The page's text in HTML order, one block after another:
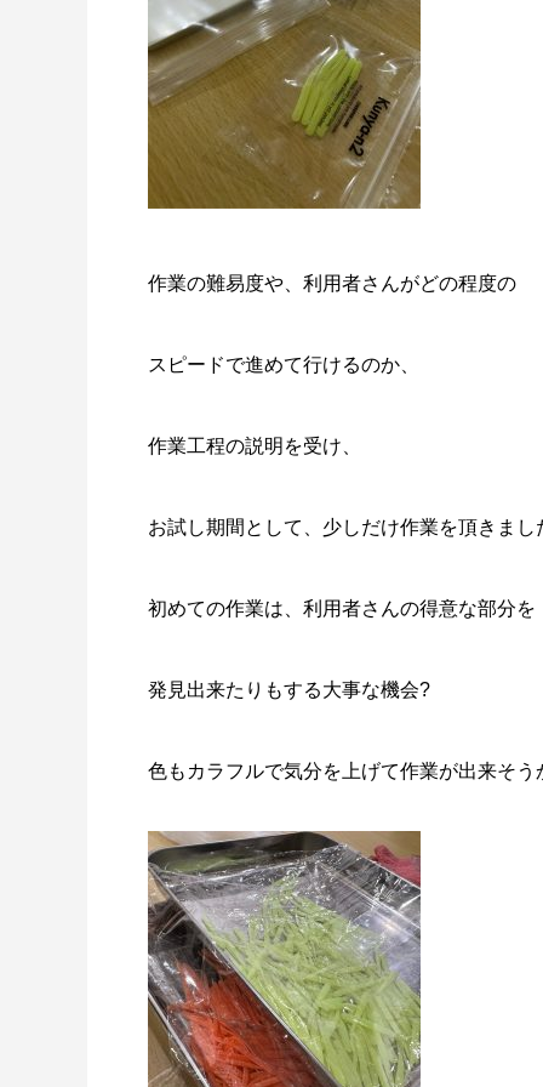
作業の難易度や、利用者さんがどの程度の
スピードで進めて行けるのか、
作業工程の説明を受け、
お試し期間として、少しだけ作業を頂きまし
初めての作業は、利用者さんの得意な部分を
発見出来たりもする大事な機会?
色もカラフルで気分を上げて作業が出来そう